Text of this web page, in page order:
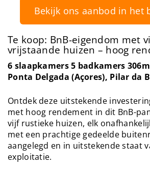
Bekijk ons aanbod in het
Te koop: BnB-eigendom met
vrijstaande huizen – hoog
6 slaapkamers 5 badkamers
Ponta Delgada (Açores), Pilar da
Ontdek deze uitstekende
met hoog rendement in dit BnB-
vijf rustieke huizen, elk
met een prachtige gedeelde
aangelegd en in uitstekende staat
exploitatie.